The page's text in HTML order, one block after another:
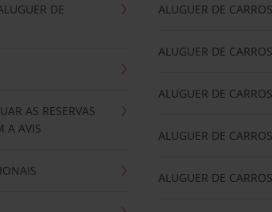
DE
AS RESERVAS
A AVIS
ALUGUER DE
ALUGUER DE
ALUGUER DE
ALUGUER DE
ALUGUER DE